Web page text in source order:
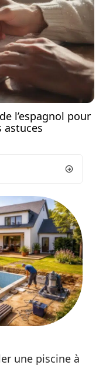
l’espagnol pour
astuces
une piscine à